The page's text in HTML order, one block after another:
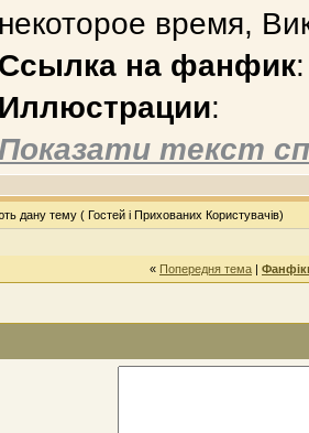
некоторое время,
Ссылка на фанфик
Иллюстрации:
текст
дану тему ( Гостей і Прихованих Користувачів)
« Попередня тема |